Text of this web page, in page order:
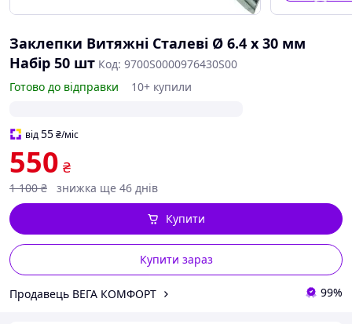
Заклепки Витяжні Сталеві Ø 6.4 х 30 мм
Набір 50 шт Код: 9700S0000976430S00
Готово до відправки
10+ купили
від55₴/міс
550 ₴
1 100 ₴ знижка ще 46 днів
Купити зараз
Купити
Продавець ВЕГА КОМФОРТ 99%